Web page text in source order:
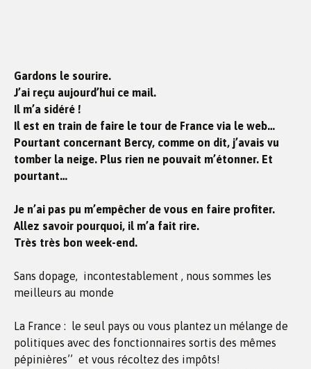
Gardons le sourire.
J’ai reçu aujourd’hui ce mail.
Il m’a sidéré !
Il est en train de faire le tour de France via le web…
Pourtant concernant Bercy, comme on dit, j’avais vu
tomber la neige. Plus rien ne pouvait m’étonner. Et
pourtant…
Je n’ai pas pu m’empêcher de vous en faire profiter.
Allez savoir pourquoi, il m’a fait rire.
Très très bon week-end.
Sans dopage, incontestablement , nous sommes les
meilleurs au monde
La France : le seul pays ou vous plantez un mélange de
politiques avec des fonctionnaires sortis des mêmes
pépinières’’ et vous récoltez des impôts!